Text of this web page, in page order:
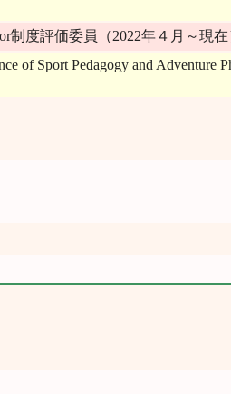
度評価委員（2022年４月～現在
of Sport Pedagogy and Adventure